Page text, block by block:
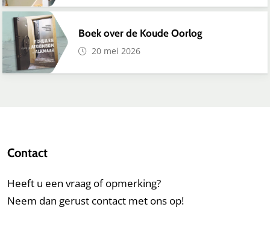
Boek over de Koude Oorlog
20 mei 2026
Contact
Heeft u een vraag of opmerking?
Neem dan gerust contact met ons op!